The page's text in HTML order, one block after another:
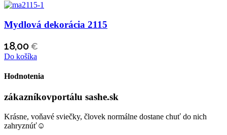
Mydlová dekorácia 2115
18,00€
Do košíka
Hodnotenia
zákazníkovportálu sashe.sk
Krásne, voňavé sviečky, človek normálne dostane chuť do nich
zahryznúť☺️